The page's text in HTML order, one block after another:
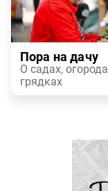
Пора на дачу
О садах,
грядках